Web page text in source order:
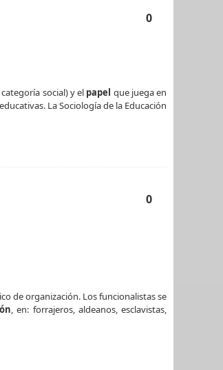
0
social) y el papel que juega en
La Sociología de la Educación
0
de organización. Los funcionalistas se
, en: forrajeros, aldeanos, esclavistas,